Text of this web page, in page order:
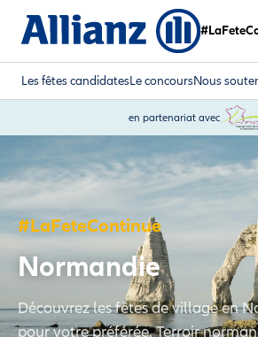
Les fêtes candidatesLe concoursNous
en partenariat avec
#LaFeteContinue
Normandie
Découvrez les fêtes de village en
pour votre préférée. Terroir